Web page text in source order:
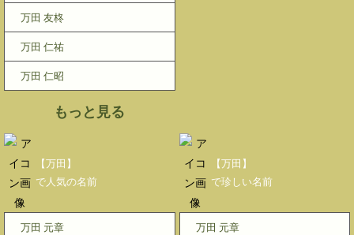
万田 友柊
万田 仁祐
万田 仁昭
もっと見る
【万田】
で人気の名前
万田 元章
【万田】
で珍しい名前
万田 元章